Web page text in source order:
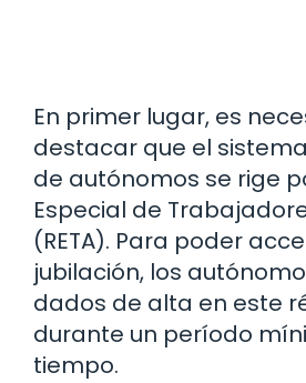
En primer lugar, es
destacar que el
de autónomos se rige
Especial de
(RETA). Para poder
jubilación, los
dados de alta en este
durante un período
tiempo.